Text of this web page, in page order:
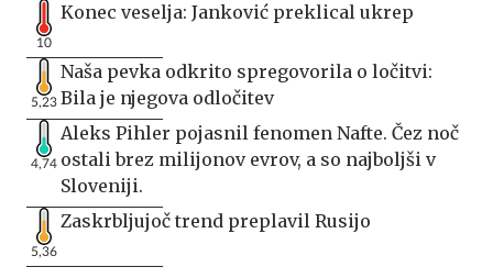
10
Konec veselja: Janković preklical ukrep
5,23
Naša pevka odkrito spregovorila o ločitvi:
Bila je njegova odločitev
4,74
Aleks Pihler pojasnil fenomen Nafte. Čez noč
ostali brez milijonov evrov, a so najboljši v
Sloveniji.
5,36
Zaskrbljujoč trend preplavil Rusijo